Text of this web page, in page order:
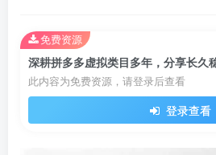
此内容为免费资源，请登录后查看
登录查看
免费资源